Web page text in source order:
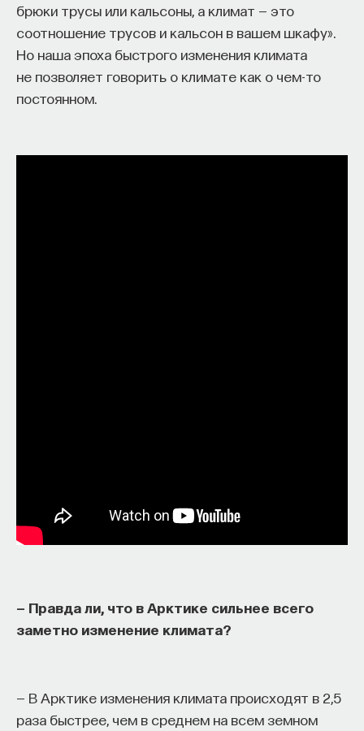
брюки трусы или кальсоны, а климат — это
соотношение трусов и кальсон в вашем шкафу».
Но наша эпоха быстрого изменения климата
не позволяет говорить о климате как о чем-то
постоянном.
— Правда ли, что в Арктике сильнее всего
заметно изменение климата?
— В Арктике изменения климата происходят в 2,5
раза быстрее, чем в среднем на всем земном